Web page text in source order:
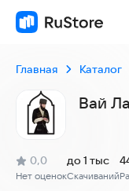
Главная Каталог
Вай
Рейтинг:
0,0
(
Нет оценок
)
Скачиваний
до 1 тыс